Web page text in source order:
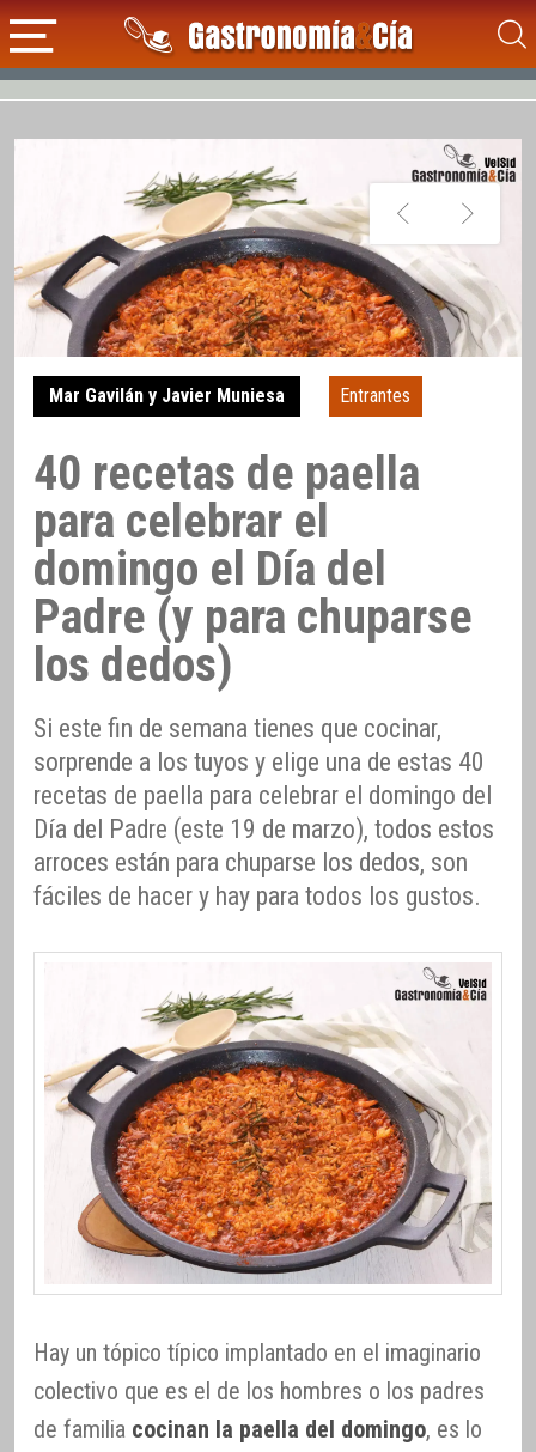
Mar Gavilán y Javier Muniesa Entrantes
40 recetas de paella
para celebrar el
domingo el Día del
Padre (y para chuparse
los dedos)
Si este fin de semana tienes que cocinar,
sorprende a los tuyos y elige una de estas 40
recetas de paella para celebrar el domingo del
Día del Padre (este 19 de marzo), todos estos
arroces están para chuparse los dedos, son
fáciles de hacer y hay para todos los gustos.
Hay un tópico típico implantado en el imaginario
colectivo que es el de los hombres o los padres
de familia cocinan la paella del domingo, es lo